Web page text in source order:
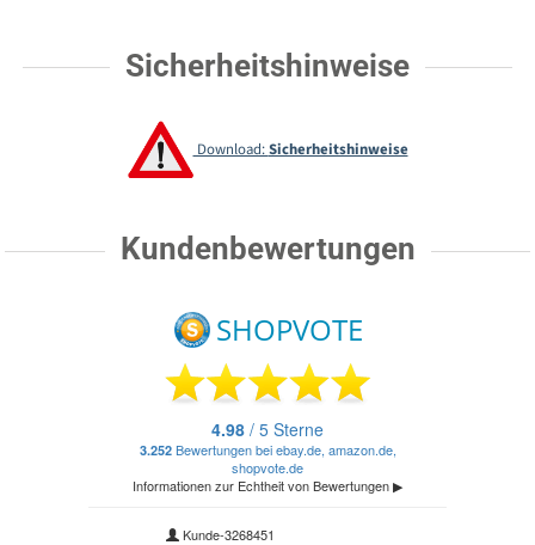
Sicherheitshinweise
Download:Sicherheitshinweise
Kundenbewertungen